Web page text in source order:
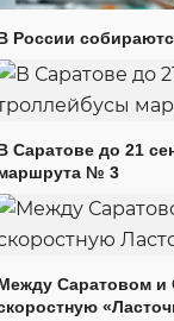
России
Саратове до 21
№ 3
Саратовом и